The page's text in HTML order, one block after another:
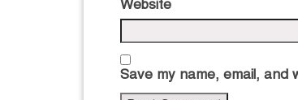
Website
Save my name, email, and